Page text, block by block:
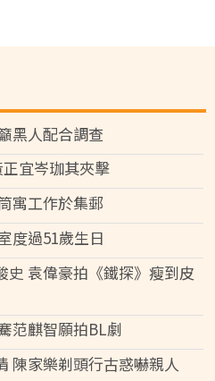
黑人配合調查
宜岑珈其夾擊
寓工作於集郵
度過51歲生日
史 袁偉豪拍《鐵探》瘦到皮
范麒智願拍BL劇
陳家樂剃頭行古惑嚇親人